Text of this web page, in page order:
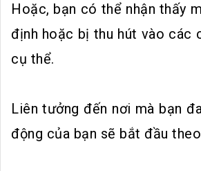
Hoặc, bạn có thể nhận thấy
định hoặc bị thu hút vào các
cụ thể.
Liên tưởng đến nơi mà bạn
động của bạn sẽ bắt đầu